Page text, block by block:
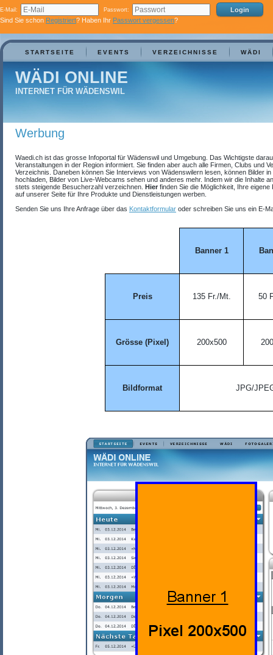
E-Mail: Passwort:
Sind Sie schon Registriert? Haben Ihr Passwort vergessen?
STARTSEITE EVENTS VERZEICHNISSE WÄDI
Werbung
WÄDI ONLINE
INTERNET FÜR WÄDENSWIL
Waedi.ch ist das grosse Infoportal für Wädenswil und Umgebung. Das Wichtigste
Veranstaltungen in der Region informiert. Sie finden aber auch alle Firmen, Clubs und
Verzeichnis. Daneben können Sie Interviews von Wädenswilern lesen, können Bilder
hochladen, Bilder von Live-Webcams sehen und anderes mehr. Indem wir die Inhalte
stets steigende Besucherzahl verzeichnen. Hier finden Sie die Möglichkeit, Ihre
auf unserer Seite für Ihre Produkte und Dienstleistungen werben.
Senden Sie uns Ihre Anfrage über das Kontaktformular oder schreiben Sie uns ein E-
Banner 1
Preis 135 Fr./Mt. 50
Grösse (Pixel) 200x500
Bildformat JPG/